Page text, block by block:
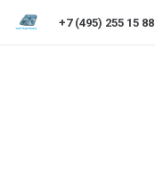
+7 (495) 255 15 88